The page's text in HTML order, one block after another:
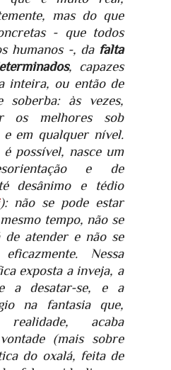
mas do que
- que todos
humanos -, da falta
, capazes
inteira, ou então de
soberba: às vezes,
os melhores sob
e em qualquer nível.
possível, nasce um
e de
desânimo e tédio
): não se pode estar
tempo, não se
de atender e não se
Nessa
exposta a inveja, a
a desatar-se, e a
na fantasia que,
acaba
(mais sobre
do oxalá, feita de